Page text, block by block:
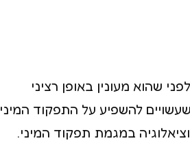
שהוא מעונין באופן רציני
שעשויים להשפיע על התפקוד המיני
במגמת תפקוד המיני.